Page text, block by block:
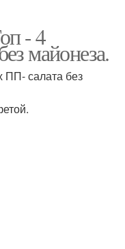
- 4
майонеза.
ПП- салата без